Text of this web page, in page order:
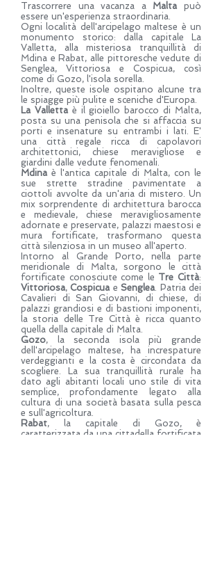
Trascorrere una vacanza a Malta può
essere un'esperienza straordinaria.
Ogni località dell'arcipelago maltese è un
monumento storico: dalla capitale La
Valletta, alla misteriosa tranquillità di
Mdina e Rabat, alle pittoresche vedute di
Senglea, Vittoriosa e Cospicua, così
come di Gozo, l'isola sorella.
Inoltre, queste isole ospitano alcune tra
le spiagge più pulite e sceniche d'Europa.
La Vallettaè il gioiello barocco di Malta,
posta su una penisola che si affaccia su
porti e insenature su entrambi i lati. E'
una città regale ricca di capolavori
architettonici, chiese meravigliose e
giardini dalle vedute fenomenali.
Mdina è l'antica capitale di Malta, con le
sue strette stradine pavimentate a
ciottoli avvolte da un'aria di mistero. Un
mix sorprendente di architettura barocca
e medievale, chiese meravigliosamente
adornate e preservate, palazzi maestosi e
mura fortificate, trasformano questa
città silenziosa in un museo all'aperto.
Intorno al Grande Porto, nella parte
meridionale di Malta, sorgono le città
fortificate conosciute come le Tre Città:
Vittoriosa,Cospicua eSenglea. Patria dei
Cavalieri di San Giovanni, di chiese, di
palazzi grandiosi e di bastioni imponenti,
la storia delle Tre Città è ricca quanto
quella della capitale di Malta.
Gozo, la seconda isola più grande
dell'arcipelago maltese, ha increspature
verdeggianti e la costa è circondata da
scogliere. La sua tranquillità rurale ha
dato agli abitanti locali uno stile di vita
semplice, profondamente legato alla
cultura di una società basata sulla pesca
e sull'agricoltura.
Rabat, la capitale di Gozo, è
caratterizzata da una cittadella fortificata